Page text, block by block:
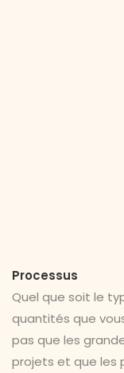
Processus
Quel que soit le
quantités que
pas que les
projets et que les